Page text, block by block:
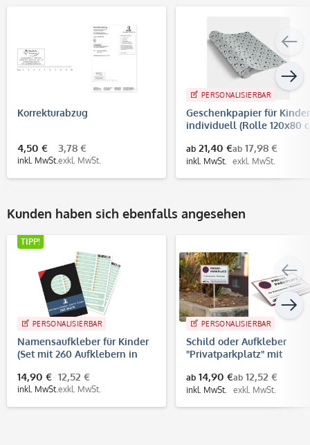
Korrekturabzug
4,50 €
inkl. MwSt.
3,78 €
exkl. MwSt.
PERSONALISIERBAR
Geschenkpapier für Kinder
individuell (Rolle 120x80
ab 21,40 €
inkl. MwSt.
ab 17,98 €
exkl. MwSt.
Kunden haben sich ebenfalls angesehen
TIPP!
PERSONALISIERBAR
Namensaufkleber für Kinder
(Set mit 260 Aufklebern in
14,90 €
inkl. MwSt.
12,52 €
exkl. MwSt.
PERSONALISIERBAR
Schild oder Aufkleber
"Privatparkplatz" mit
ab 14,90 €
inkl. MwSt.
ab 12,52 €
exkl. MwSt.